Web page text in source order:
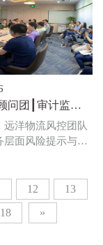
企业”强强联合的实
加快形成内外联
效的物流网络提供
持。
问团┃审计监管
风控助推物流业
发展！
远洋物流风控团队
层面风险提示与防
位履职“底线”、
律“红线”、与各专
物流项目这艘大船
12
13
18 »